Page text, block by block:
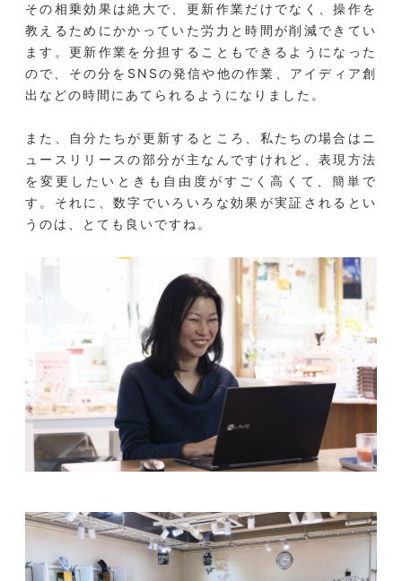
その相乗効果は絶大で、更新作業だけでなく、操作を
教えるためにかかっていた労力と時間が削減できてい
ます。更新作業を分担することもできるようになった
ので、その分をSNSの発信や他の作業、アイディア創
出などの時間にあてられるようになりました。
また、自分たちが更新するところ、私たちの場合はニ
ュースリリースの部分が主なんですけれど、表現方法
を変更したいときも自由度がすごく高くて、簡単で
す。それに、数字でいろいろな効果が実証されるとい
うのは、とても良いですね。